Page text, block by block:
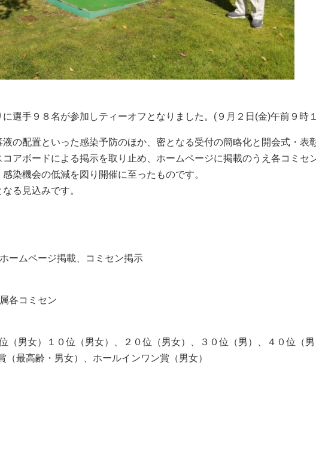
選手９８名が参加しティーオフとなりました。(９月２日(金)午前９時
の配置といった感染予防のほか、密となる受付の簡略化と開会式・表
アボードによる掲示を取り止め、ホームページに掲載のうえ各コミセ
染機会の低減を図り開催に至ったものです。
る見込みです。
ームページ掲載、コミセン掲示
各コミセン
（男女）１０位（男女）、２０位（男女）、３０位（男）、４０位（
最高齢・男女）、ホールインワン賞（男女）